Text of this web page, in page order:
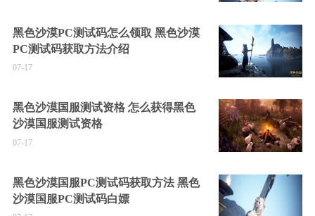
黑色沙漠PC测试码怎么领取 黑色沙漠
PC测试码获取方法介绍
07-17
黑色沙漠国服测试资格 怎么获得黑色
沙漠国服测试资格
07-17
黑色沙漠国服PC测试码获取方法 黑色
沙漠国服PC测试码白嫖